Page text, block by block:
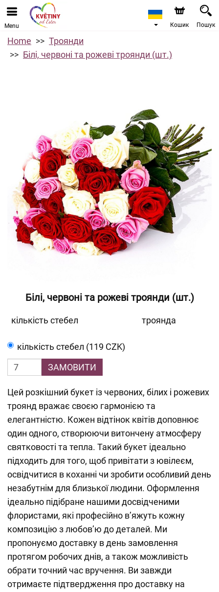
Menu Кошик Пошук
Home
Троянди
Білі, червоні та рожеві троянди (шт.)
Білі, червоні та рожеві троянди (шт.)
кількість стебел троянда
кількість стебел (119 CZK)
ЗАМОВИТИ
Цей розкішний букет із червоних, білих і рожевих
троянд вражає своєю гармонією та
елегантністю. Кожен відтінок квітів доповнює
один одного, створюючи витончену атмосферу
святковості та тепла. Такий букет ідеально
підходить для того, щоб привітати з ювілеєм,
освідчитися в коханні чи зробити особливий день
незабутнім для близької людини. Оформлення
ідеально підібране нашими досвідченими
флористами, які професійно в’яжуть кожну
композицію з любов’ю до деталей. Ми
пропонуємо доставку в день замовлення
протягом робочих днів, а також можливість
обрати точний час вручення. Ви завжди
отримаєте підтвердження про доставку на